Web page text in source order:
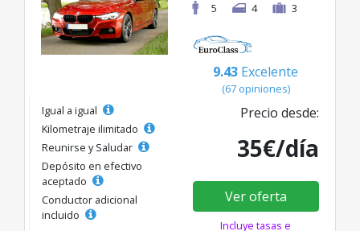
5
4 3
9.43 Excelente
(67 opiniones)
Igual a igual
Kilometraje ilimitado
Reunirse y Saludar
Depósito en efectivo
aceptado
Conductor adicional
incluido
Precio desde:
35€/día
Ver oferta
Incluye tasas e